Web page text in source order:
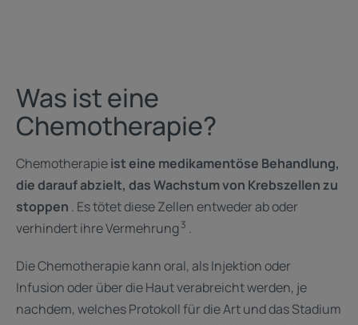
Was ist eine
Chemotherapie?
Chemotherapieist eine medikamentöse Behandlung,
die darauf abzielt, das Wachstum von Krebszellen zu
stoppen . Es tötet diese Zellen entweder ab oder
verhindert ihre Vermehrung3 .
Die Chemotherapie kann oral, als Injektion oder
Infusion oder über die Haut verabreicht werden, je
nachdem, welches Protokoll für die Art und das Stadium